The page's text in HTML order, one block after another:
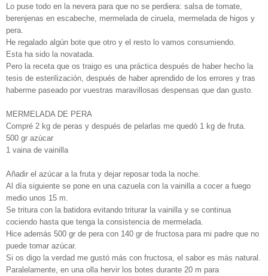
Lo puse todo en la nevera para que no se perdiera: salsa de tomate,
berenjenas en escabeche, mermelada de ciruela, mermelada de higos y
pera.
He regalado algún bote que otro y el resto lo vamos consumiendo.
Esta ha sido la novatada.
Pero la receta que os traigo es una práctica después de haber hecho la
tesis de esterilización, después de haber aprendido de los errores y tras
haberme paseado por vuestras maravillosas despensas que dan gusto.
MERMELADA DE PERA
Compré 2 kg de peras y después de pelarlas me quedó 1 kg de fruta.
500 gr azúcar
1 vaina de vainilla
Añadir el azúcar a la fruta y dejar reposar toda la noche.
Al día siguiente se pone en una cazuela con la vainilla a cocer a fuego
medio unos 15 m.
Se tritura con la batidora evitando triturar la vainilla y se continua
cociendo hasta que tenga la consistencia de mermelada.
Hice además 500 gr de pera con 140 gr de fructosa para mi padre que no
puede tomar azúcar.
Si os digo la verdad me gustó más con fructosa, el sabor es más natural.
Paralelamente, en una olla hervir los botes durante 20 m para